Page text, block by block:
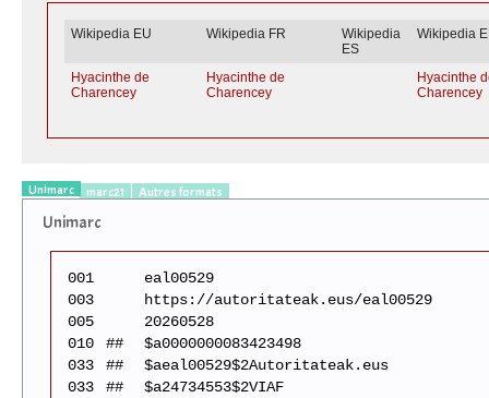
Wikipedia EU Wikipedia FR
Wikipedia
ES
Wikipedia
Hyacinthe de
Charencey
Hyacinthe de
Charencey
Hyacinthe
Charencey
Unimarc marc21 Autres formats
Unimarc
001
eal00529
003
https://autoritateak.eus/eal00529
005
20260528
010
##
$a0000000083423498
033
##
$aeal00529$2Autoritateak.eus
033
##
$a24734553$2VIAF